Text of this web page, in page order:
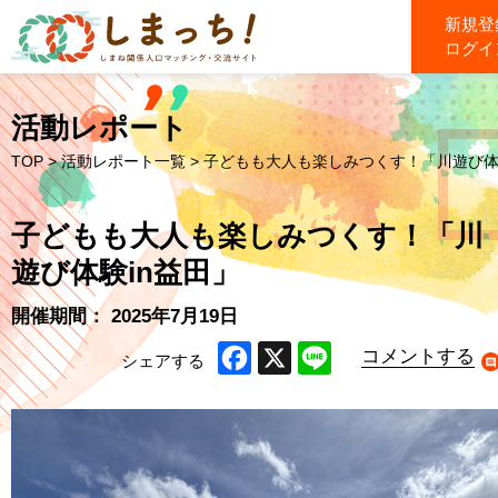
新規
ログ
活動レポート
TOP >活動レポート一覧> 子どもも大人も楽しみつくす！「川遊び
子どもも大人も楽しみつくす！「川
遊び体験in益田」
開催期間： 2025年7月19日
シェアする
コメントする